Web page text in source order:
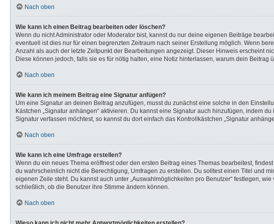
Nach oben
Wie kann ich einen Beitrag bearbeiten oder löschen?
Wenn du nicht Administrator oder Moderator bist, kannst du nur deine eigenen Beiträge
eventuell ist dies nur für einen begrenzten Zeitraum nach seiner Erstellung möglich. Wenn
Anzahl als auch der letzte Zeitpunkt der Bearbeitungen angezeigt. Dieser Hinweis erscheint
Diese können jedoch, falls sie es für nötig halten, eine Notiz hinterlassen, warum dein
Nach oben
Wie kann ich meinem Beitrag eine Signatur anfügen?
Um eine Signatur an deinen Beitrag anzufügen, musst du zunächst eine solche in den
Kästchen „Signatur anhängen“ aktivieren. Du kannst eine Signatur auch hinzufügen, indem
Signatur verfassen möchtest, so kannst du dort einfach das Kontrollkästchen „Signatur
Nach oben
Wie kann ich eine Umfrage erstellen?
Wenn du ein neues Thema eröffnest oder den ersten Beitrag eines Themas bearbeitest,
du wahrscheinlich nicht die Berechtigung, Umfragen zu erstellen. Du solltest einen Titel und
eigenen Zeile steht. Du kannst auch unter „Auswahlmöglichkeiten pro Benutzer“ festlegen,
schließlich, ob die Benutzer ihre Stimme ändern können.
Nach oben